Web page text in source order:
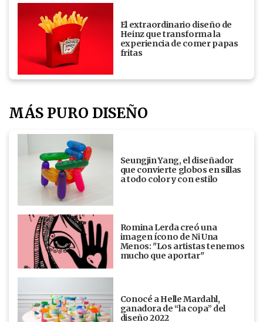
El extraordinario diseño de
Heinz que transforma la
experiencia de comer papas
fritas
MÁS PURO DISEÑO
Seungjin Yang, el diseñador
que convierte globos en sillas
a todo color y con estilo
Romina Lerda creó una
imagen ícono de Ni Una
Menos: "Los artistas tenemos
mucho que aportar"
Conocé a Helle Mardahl,
ganadora de “la copa” del
diseño 2022